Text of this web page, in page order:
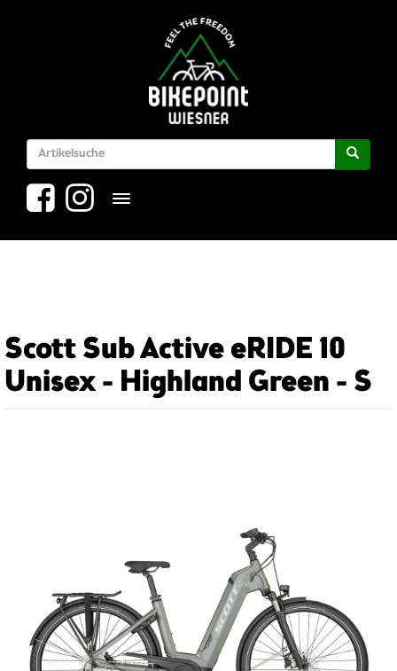
Toggle navigation
Scott Sub Active eRIDE 10
Unisex - Highland Green - S